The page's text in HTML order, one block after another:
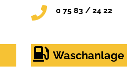
0 75 83 / 24 22
Waschanlage